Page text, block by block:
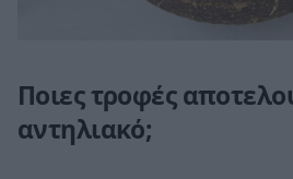
Ποιες τροφές
αντηλιακό;